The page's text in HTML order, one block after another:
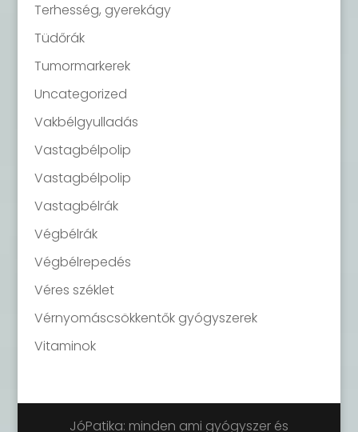
Terhesség, gyerekágy
Tüdőrák
Tumormarkerek
Uncategorized
Vakbélgyulladás
Vastagbélpolip
Vastagbélpolip
Vastagbélrák
Végbélrák
Végbélrepedés
Véres széklet
Vérnyomáscsökkentők gyógyszerek
Vitaminok
JóPatika: minden ami gyógyszer és